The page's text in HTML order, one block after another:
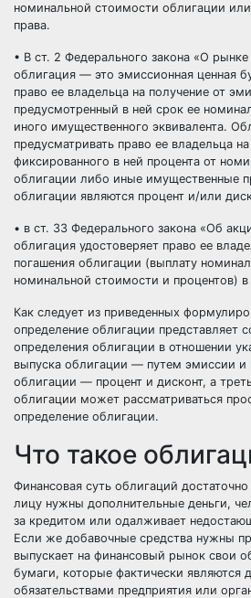
номинальной стоимости облигации
права.
• В ст. 2 Федерального закона «О
облигация — это эмиссионная ценная
право ее владельца на получение от
предусмотренный в ней срок ее
иного имущественного эквивалента.
предусматривать право ее владельца
фиксированного в ней процента от
облигации либо иные имущественные
облигации являются процент и/или
• в ст. 33 Федерального закона «Об
облигация удостоверяет право ее
погашения облигации (выплату
номинальной стоимости и процентов)
Как следует из приведенных
определение облигации представляет
определения облигации в отношении
выпуска облигации — путем эмиссии и
облигации — процент и дисконт, а
облигации может рассматриваться
определение облигации.
Что такое
Финансовая суть облигаций
лицу нужны дополнительные деньги,
за кредитом или одалживает
Если же добавочные средства нужны
выпускает на финансовый рынок свои
бумаги, которые фактически являются
обязательствами предприятия или